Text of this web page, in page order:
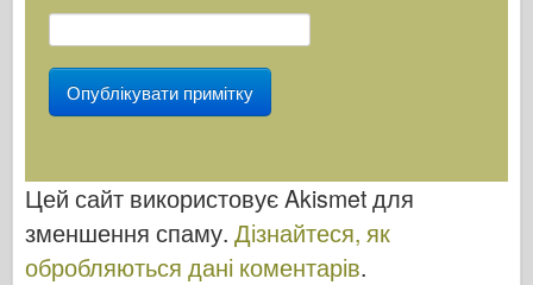
Цей сайт використовує Akismet для
зменшення спаму. Дізнайтеся, як
обробляються дані коментарів.